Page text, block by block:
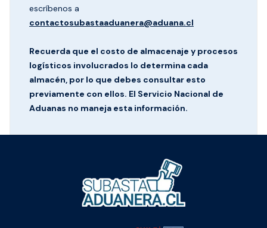
escríbenos a
contactosubastaaduanera@aduana.cl
Recuerda que el costo de almacenaje y procesos
logísticos involucrados lo determina cada
almacén, por lo que debes consultar esto
previamente con ellos. El Servicio Nacional de
Aduanas no maneja esta información.